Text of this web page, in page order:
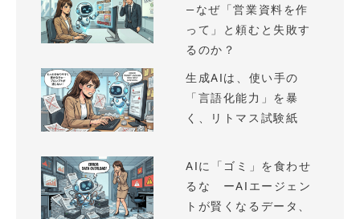
—なぜ「営業資料を作
って」と頼むと失敗す
るのか？
生成AIは、使い手の
「言語化能力」を暴
く、リトマス試験紙
AIに「ゴミ」を食わせ
るな ーAIエージェン
トが賢くなるデータ、